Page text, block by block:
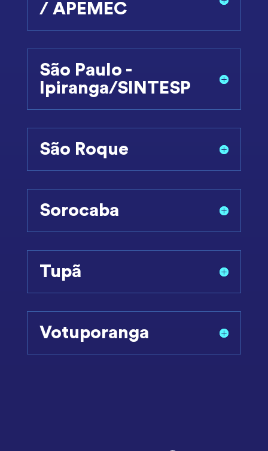
/ APEMEC
São Paulo -
Ipiranga/SINTESP
São Roque
Sorocaba
Tupã
Votuporanga